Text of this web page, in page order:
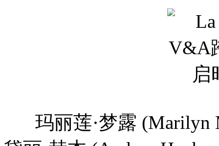
玛丽莲·梦露 (Marilyn